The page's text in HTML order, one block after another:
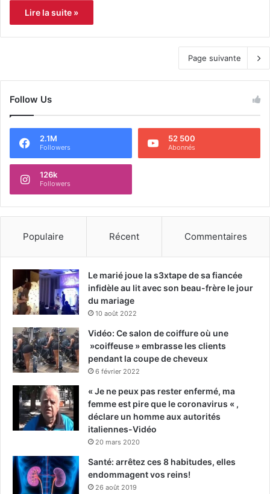
Lire la suite »
Page suivante
Follow Us
2.1M
Followers
52 500
Abonnés
126k
Followers
Populaire Récent Commentaires
Le marié joue la s3xtape de sa fiancée
infidèle au lit avec son beau-frère le jour
du mariage
10 août 2022
Vidéo: Ce salon de coiffure où une
»coiffeuse » embrasse les clients
pendant la coupe de cheveux
6 février 2022
« Je ne peux pas rester enfermé, ma
femme est pire que le coronavirus « ,
déclare un homme aux autorités
italiennes-Vidéo
20 mars 2020
Santé: arrêtez ces 8 habitudes, elles
endommagent vos reins!
26 août 2019